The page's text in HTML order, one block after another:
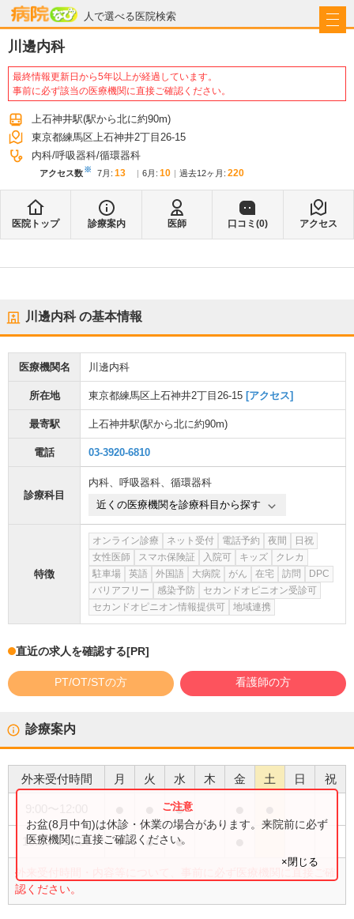
人で選べる医院検索
病院なび
川邊内科
最終情報更新日から5年以上が経過しています。
事前に必ず該当の医療機関に直接ご確認ください。
上石神井駅(駅から北に約90m)
東京都練馬区上石神井2丁目26-15
内科 呼吸器科 循環器科
アクセス数※ 7月 : 13 6月 : 10 過去12ヶ月: 220
医院トップ 診療案内 医師 口コミ(0) アクセス
川邊内科の基本情報
医療機関名 川邊内科
所在地 東京都練馬区上石神井2丁目26-15 [アクセス]
最寄駅 上石神井駅(駅から北に約90m)
電話 03-3920-6810
診療科目
内科、 呼吸器科、 循環器科
近くの医療機関を診療科目から探す
特徴
オンライン診療 ネット受付 電話予約 夜間
日祝
女性医師
スマホ保険証 入院可 キッズ
クレカ
駐車場
英語 外国語 大病院 がん 在宅 訪問
DPC
バリアフリー
感染予防
セカンドオピニオン受診可
セカンドオピニオン情報提供可
地域連携
直近の求人を確認する[PR]
PT/OT/STの方 看護師の方
診療案内
外来受付時間 月 火 水 木 金 土 日 祝
●
15:30〜18:00 ● ● ●
外来受付時間・内容等について、事前に必ず医療機関に直接ご確
認ください。
お盆(8月中旬)は休診・休業の場合があります。来院前に必ず
医療機関に直接ご確認ください。
×閉じる